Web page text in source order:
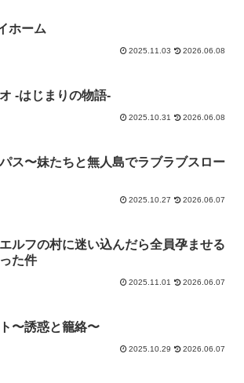
ホーム
2025.11.03 2026.06.08
-はじまりの物語-
2025.10.31 2026.06.08
ス〜妹たちと無人島でラブラブスロー
2025.10.27 2026.06.07
ルフの村に迷い込んだら全員孕ませる
た件
2025.11.01 2026.06.07
〜誘惑と籠絡〜
2025.10.29 2026.06.07